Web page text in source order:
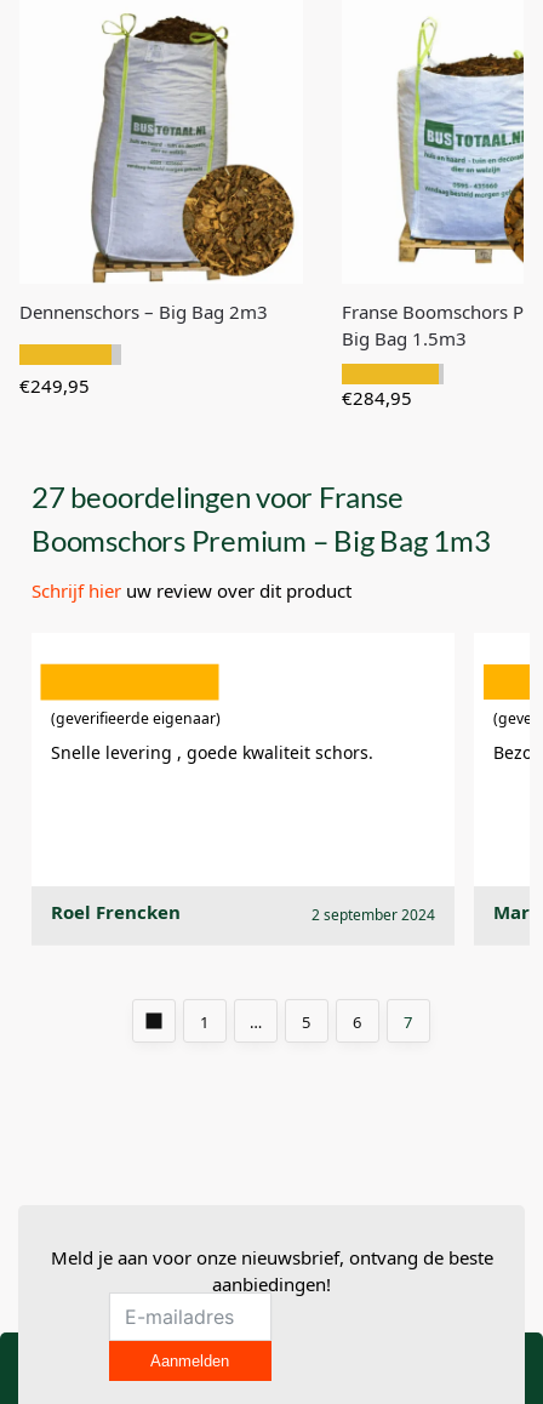
Dennenschors – Big Bag 2m3
€249,95
Franse Boomschors
Big Bag 1.5m3
€284,95
27 beoordelingen voor Franse
Boomschors Premium – Big Bag 1m3
Schrijf hier uw review over dit product
Roel Frencken
(geverifieerde eigenaar)
2 september 2024
Snelle levering , goede kwaliteit schors.
1 … 5 6 7
Je waardering*
Je beoordeling*
Meld je aan voor onze nieuwsbrief, ontvang de beste
aanbiedingen!
Aanmelden